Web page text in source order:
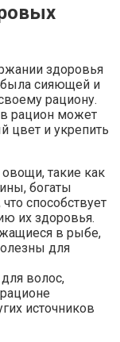
здоровья
была сияющей и
рациону.
рацион может
цвет и укрепить
такие как
богаты
способствует
их здоровья.
в рыбе,
для
волос,
источников